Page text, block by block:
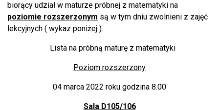
biorący udział w maturze próbnej z matematyki na
poziomie rozszerzonym są w tym dniu zwolnieni z zajęć
lekcyjnych ( wykaz poniżej ).
Lista na próbną maturę z matematyki
Poziom rozszerzony
04 marca 2022 roku godzina 8.00
Sala D105/106